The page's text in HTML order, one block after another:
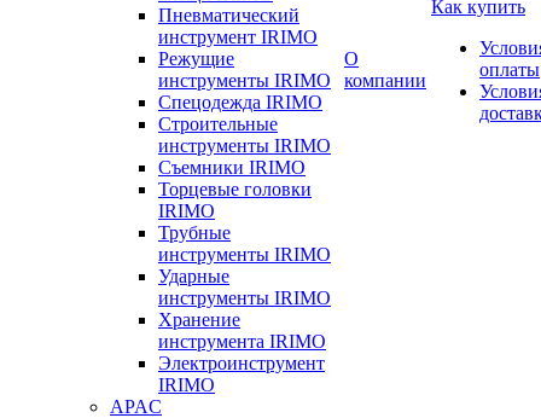
Пневматический
инструмент IRIMO
Режущие
инструменты IRIMO
Спецодежда IRIMO
Строительные
инструменты IRIMO
Съемники IRIMO
Торцевые головки
IRIMO
Трубные
инструменты IRIMO
Ударные
инструменты IRIMO
Хранение
инструмента IRIMO
Электроинструмент
IRIMO
APAC
О
компании
Как купить
оплаты